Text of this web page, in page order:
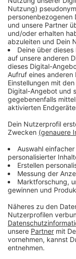
Chor bereits aus
sind sie aber
Gesichtern.
Vorerfahrung
Albert Göken
"Glory Gospels"
Männer gern
von 18.30 Uhr
Fliederbusch in
Anzeige
"Singen
Anzeige
Die
zentraler
zusammen,